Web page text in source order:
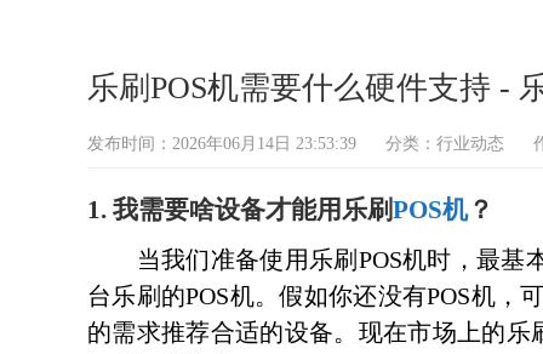
乐刷POS机需要什么硬件支持 -
发布时间：2026年06月14日 23:53:39 分类： 行业动态
1. 我需要啥设备才能用乐刷POS机？
当我们准备使用乐刷POS机时，最基
台乐刷的POS机。假如你还没有POS机
的需求推荐合适的设备。现在市场上的乐